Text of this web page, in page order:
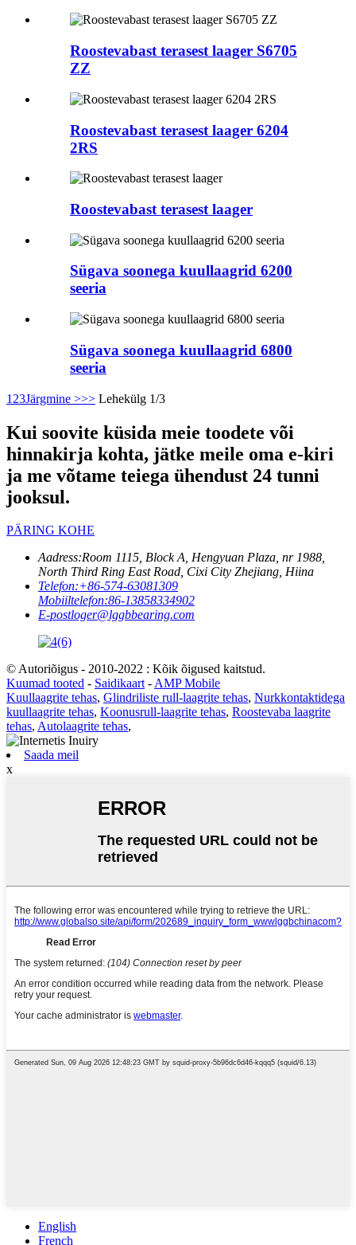
Roostevabast terasest laager S6705
ZZ
Roostevabast terasest laager 6204
2RS
Roostevabast terasest laager
Sügava soonega kuullaagrid 6200
seeria
Sügava soonega kuullaagrid 6800
seeria
1 23Järgmine >>> Lehekülg 1/3
Kui soovite küsida meie toodete või
hinnakirja kohta, jätke meile oma e-kiri
ja me võtame teiega ühendust 24 tunni
jooksul.
PÄRING KOHE
Aadress:Room 1115, Block A, Hengyuan Plaza, nr 1988,
North Third Ring East Road, Cixi City Zhejiang, Hiina
Telefon:+86-574-63081309
Mobiiltelefon:86-13858334902
E-postloger@lggbbearing.com
© Autoriõigus - 2010-2022 : Kõik õigused kaitstud.
Kuumad tooted - Saidikaart-AMP Mobile
Kuullaagrite tehas, Glindriliste rull-laagrite tehas, Nurkkontaktidega
kuullaagrite tehas, Koonusrull-laagrite tehas, Roostevaba laagrite
tehas, Autolaagrite tehas,
Saada meil
x
English
French